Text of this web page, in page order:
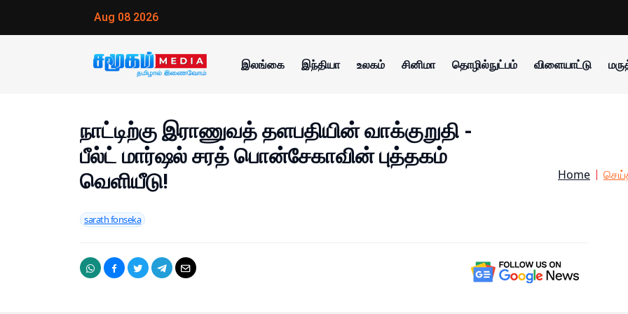
Aug 08 2026
இலங்கை இந்தியா உலகம் சினிமா தொழில்நுட்பம் விளையாட்டு
நாட்டிற்கு இராணுவத் தளபதியின் வாக்குறுதி -
பீல்ட் மார்ஷல் சரத் பொன்சேகாவின் புத்தகம்
வெளியீடு!
sarath fonseka
Home